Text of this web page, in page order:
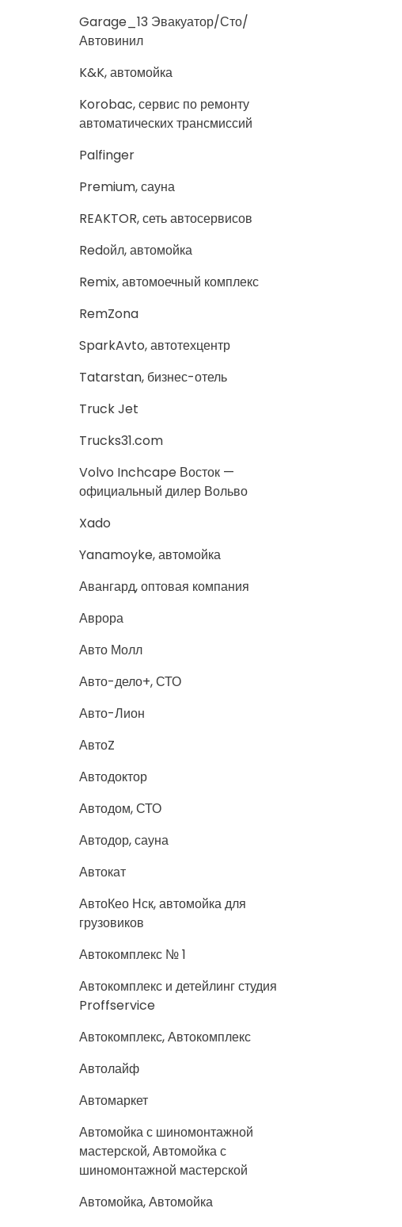
Garage_13 Эвакуатор/Сто/
Автовинил
K&K, автомойка
Korobac, сервис по ремонту
автоматических трансмиссий
Palfinger
Premium, сауна
REAKTOR, сеть автосервисов
Redойл, автомойка
Remix, автомоечный комплекс
RemZona
SparkAvto, автотехцентр
Tatarstan, бизнес-отель
Truck Jet
Trucks31.com
Volvo Inchcape Восток —
официальный дилер Вольво
Xado
Yanamoyke, автомойка
Авангард, оптовая компания
Аврора
Авто Молл
Авто-дело+, СТО
Авто-Лион
АвтоZ
Автодоктор
Автодом, СТО
Автодор, сауна
Автокат
АвтоКео Нск, автомойка для
грузовиков
Автокомплекс № 1
Автокомплекс и детейлинг студия
Proffservice
Автокомплекс, Автокомплекс
Автолайф
Автомаркет
Автомойка с шиномонтажной
мастерской, Автомойка с
шиномонтажной мастерской
Автомойка, Автомойка